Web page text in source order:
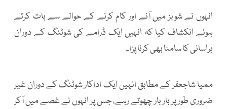
انہوں نے شوبز میں آنے اور کام کرنے کے حوالے سے بات کرتے
ہوئے انکشاف کیا کہ انہیں ایک ڈرامے کی شوٹنگ کے دوران
ہراسانی کا سامنا بھی کرنا پڑا۔
ممیا شاجعفر کے مطابق انہیں ایک اداکار شوٹنگ کے دوران غیر
ضروری طور پر بار بار چھوتے رہے، جس پر انہوں نے غصے میں آکر